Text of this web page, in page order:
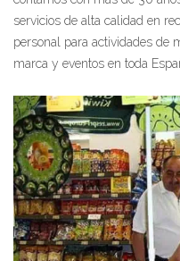
servicios de alta calidad en
personal para actividades de
marca y eventos en toda